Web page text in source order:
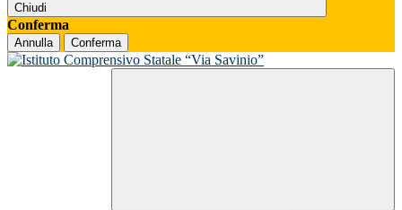
Chiudi
Conferma
Annulla Conferma